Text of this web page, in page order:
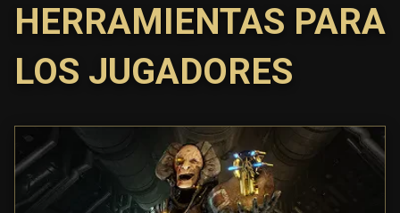
HERRAMIENTAS PARA
LOS JUGADORES